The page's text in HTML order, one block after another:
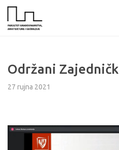
Održani
27 rujna 2021